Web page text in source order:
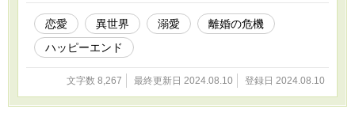
恋愛 異世界 溺愛
離婚の危機
ハッピーエンド
文字数 8,267 最終更新日 2024.08.10 登録日 2024.08.10